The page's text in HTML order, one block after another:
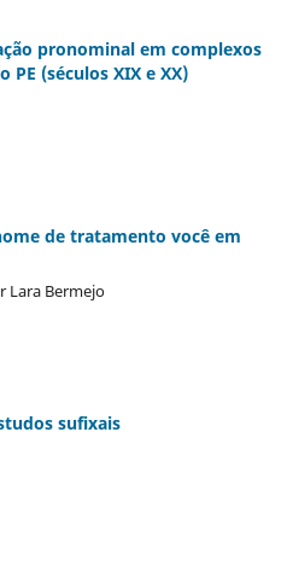
pronominal em complexos
PE (séculos XIX e XX)
de tratamento você em
Lara Bermejo
sufixais